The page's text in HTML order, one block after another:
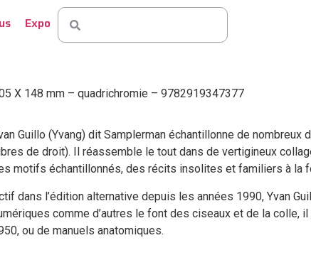
Expo
X 148 mm – quadrichromie – 9782919347377
Guillo (Yvang) dit Samplerman échantillonne de
de droit). Il réassemble le tout dans de vertigineux
motifs échantillonnés, des récits insolites et familiers à la
dans l’édition alternative depuis les années 1990, Yvan
comme d’autres le font des ciseaux et de la
ou de manuels anatomiques.